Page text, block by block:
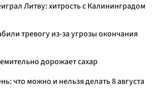
Литву: хитрость с Калининградом
тревогу из-за угрозы окончания
дорожает сахар
что можно и нельзя делать 8 августа